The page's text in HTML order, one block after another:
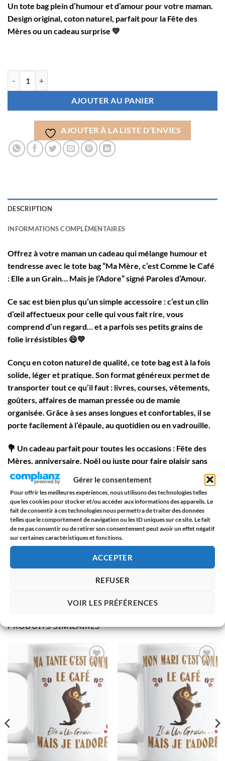
Gérer le consentement
Pour offrir les meilleures expériences, nous utilisons des technologies telles
que les cookies pour stocker et/ou accéder aux informations des appareils. Le
fait de consentir à ces technologies nous permettra de traiter des données
telles que le comportement de navigation ou les ID uniques sur ce site. Le fait
de ne pas consentir ou de retirer son consentement peut avoir un effet négatif
sur certaines caractéristiques et fonctions.
ACCEPTER
REFUSER
VOIR LES PRÉFÉRENCES
Un tote bag plein d’humour et d’amour pour votre maman.
Design original, coton naturel, parfait pour la Fête des
Mères ou un cadeau surprise 💛
AJOUTER AU PANIER
AJOUTER À LA LISTE D’ENVIES
DESCRIPTION
INFORMATIONS COMPLÉMENTAIRES
Offrez à votre maman un cadeau qui mélange humour et
tendresse avec le tote bag “Ma Mère, c’est Comme le Café
: Elle a un Grain… Mais je l’Adore” signé Paroles d’Amour.
Ce sac est bien plus qu’un simple accessoire : c’est un clin
d’œil affectueux pour celle qui vous fait rire, vous
comprend d’un regard… et a parfois ses petits grains de
folie irrésistibles 😄💛
Conçu en coton naturel de qualité, ce tote bag est à la fois
solide, léger et pratique. Son format généreux permet de
transporter tout ce qu’il faut : livres, courses, vêtements,
goûters, affaires de maman pressée ou de mamie
organisée. Grâce à ses anses longues et confortables, il se
porte facilement à l’épaule, au quotidien ou en vadrouille.
💐 Un cadeau parfait pour toutes les occasions : Fête des
Mères, anniversaire, Noël ou juste pour faire plaisir sans
raison, ce sac fera sourire n’importe quelle super maman !
🌿Un accessoire utile et responsable: Réutilisable, éco-
friendly, et plein de charme, il remplace les sacs plastiques
avec humour et amour.
🎁 Offrir ce tote bag, c’est offrir unmessage tendredans
un objet du quotidien. Un rappel qu’on peut aimer
quelqu’un avec ses petites excentricités, ses coups de
folie, et surtout, avec son grand cœur.
PRODUITS SIMILAIRES
AJOUTER
À LA
LISTE
D’ENVIES
AJOUTER
À LA
LISTE
D’ENVIES